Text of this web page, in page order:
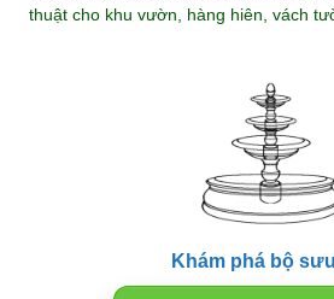
thuật cho khu vườn, hàng hiên, vách
Khám phá bộ